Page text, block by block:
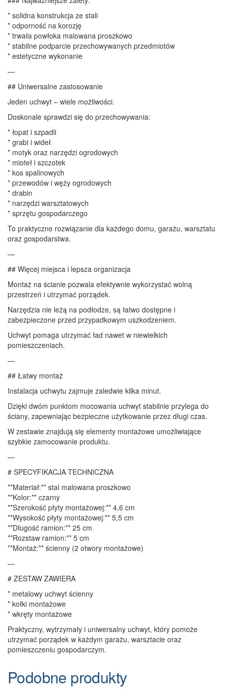
* solidna konstrukcja ze stali
* odporność na korozję
* trwała powłoka malowana proszkowo
* stabilne podparcie przechowywanych przedmiotów
* estetyczne wykonanie
—
## Uniwersalne zastosowanie
Jeden uchwyt – wiele możliwości.
Doskonale sprawdzi się do przechowywania:
* łopat i szpadli
* grabi i wideł
* motyk oraz narzędzi ogrodowych
* mioteł i szczotek
* kos spalinowych
* przewodów i węży ogrodowych
* drabin
* narzędzi warsztatowych
* sprzętu gospodarczego
To praktyczne rozwiązanie dla każdego domu, garażu, warsztatu
oraz gospodarstwa.
—
## Więcej miejsca i lepsza organizacja
Montaż na ścianie pozwala efektywnie wykorzystać wolną
przestrzeń i utrzymać porządek.
Narzędzia nie leżą na podłodze, są łatwo dostępne i
zabezpieczone przed przypadkowym uszkodzeniem.
Uchwyt pomaga utrzymać ład nawet w niewielkich
pomieszczeniach.
—
## Łatwy montaż
Instalacja uchwytu zajmuje zaledwie kilka minut.
Dzięki dwóm punktom mocowania uchwyt stabilnie przylega do
ściany, zapewniając bezpieczne użytkowanie przez długi czas.
W zestawie znajdują się elementy montażowe umożliwiające
szybkie zamocowanie produktu.
—
# SPECYFIKACJA TECHNICZNA
**Materiał:** stal malowana proszkowo
**Kolor:** czarny
**Szerokość płyty montażowej:** 4,6 cm
**Wysokość płyty montażowej:** 5,5 cm
**Długość ramion:** 25 cm
**Rozstaw ramion:** 5 cm
**Montaż:** ścienny (2 otwory montażowe)
—
# ZESTAW ZAWIERA
* metalowy uchwyt ścienny
* kołki montażowe
* wkręty montażowe
Praktyczny, wytrzymały i uniwersalny uchwyt, który pomoże
utrzymać porządek w każdym garażu, warsztacie oraz
pomieszczeniu gospodarczym.
Podobne produkty